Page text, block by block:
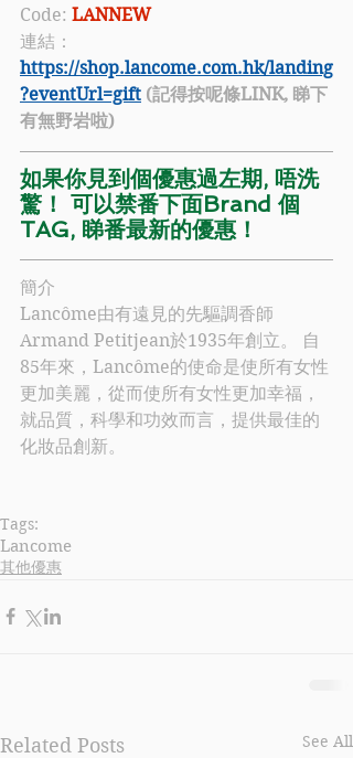
Code: LANNEW
連結：
https://shop.lancome.com.hk/landing
?eventUrl=gift (記得按呢條LINK, 睇下
有無野岩啦)
如果你見到個優惠過左期, 唔洗
驚！ 可以禁番下面Brand 個
TAG, 睇番最新的優惠！
簡介
Lancôme由有遠見的先驅調香師
Armand Petitjean於1935年創立。 自
85年來， Lancôme的使命是使所有女性
更加美麗，從而使所有女性更加幸福，
就品質，科學和功效而言，提供最佳的
化妝品創新。
Tags:
Lancome
其他優惠
Related Posts See All